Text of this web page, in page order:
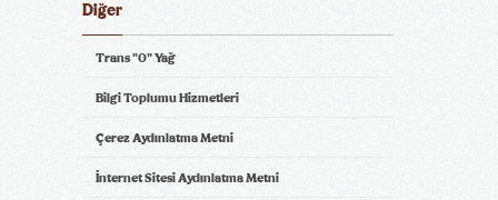
Diğer
Trans "0" Yağ
Bilgi Toplumu Hizmetleri
Çerez Aydınlatma Metni
İnternet Sitesi Aydınlatma Metni